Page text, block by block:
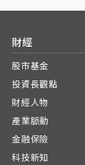
財經
股市基金
投資長觀點
財經人物
產業脈動
金融保險
科技新知